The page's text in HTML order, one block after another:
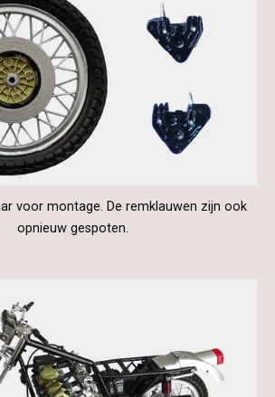
voor montage. De remklauwen zijn ook
opnieuw gespoten.